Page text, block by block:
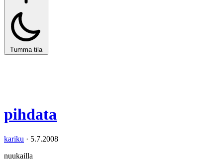
Tumma tila
pihdata
kariku · 5.7.2008
nuukailla